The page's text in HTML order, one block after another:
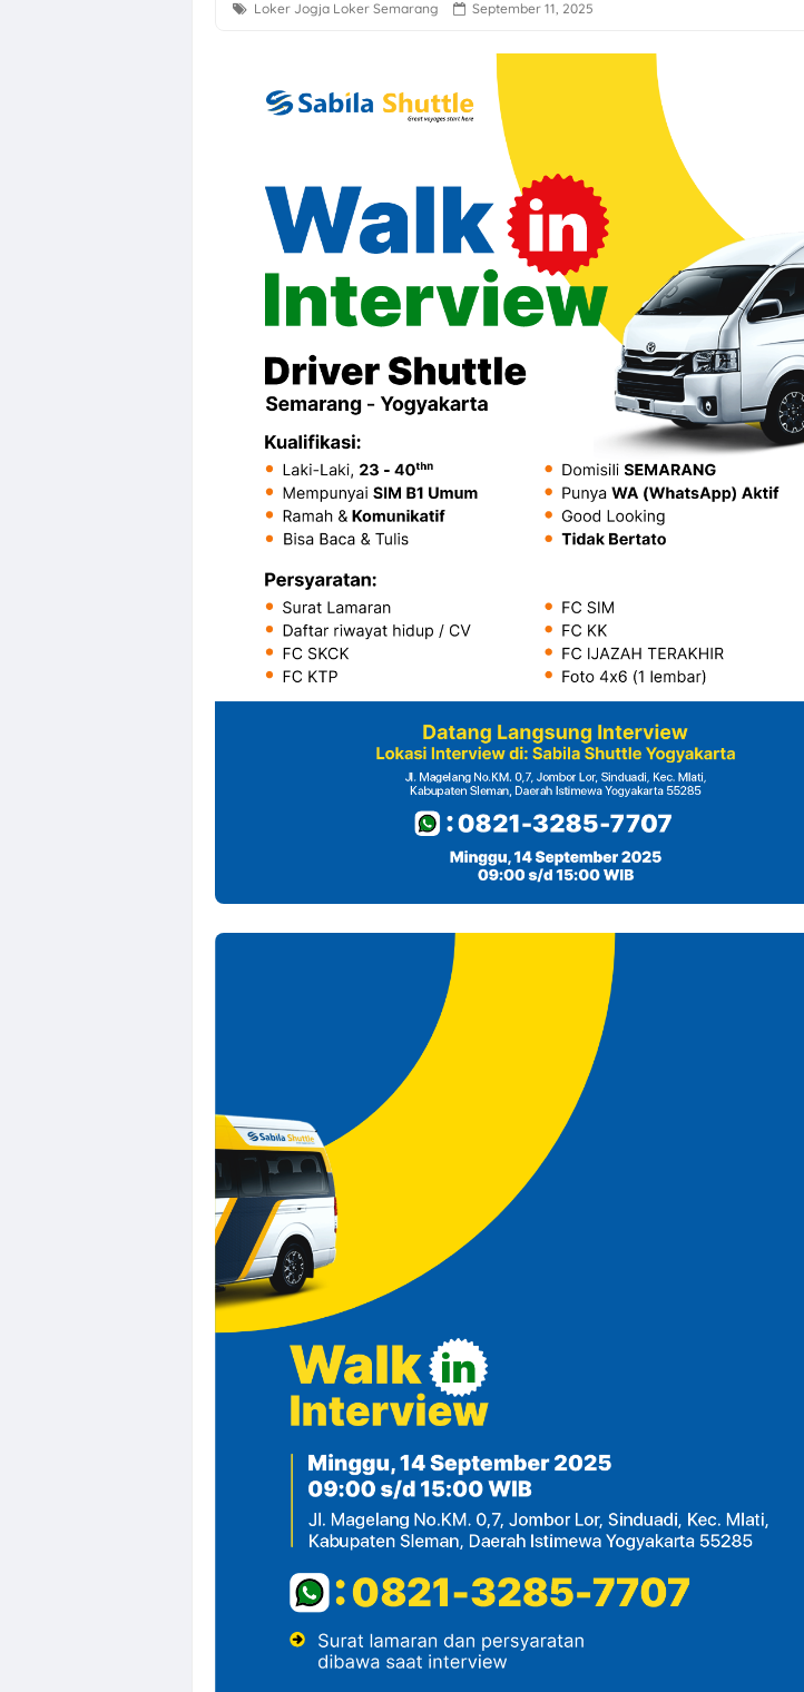
Loker Sukoharjo 5 Posisi CV Tiga Likuid Plastindo & PT
Loker Perusahaan Retail Elektronik Semarang di Modern
Loker Semarang untuk 1 Posisi di Norma Aesthetic Clinic
Loker Bulan Agustus 2026 di WAKI Indonesia Surakarta
Lowongan Kerja Semarang Update di Rhein Scarves
PT Sakti Pangan Perkasa Karanganyar Hiring Staff R&D,
Lowongan Kerja F&B Solo di Bolo Bake untuk Lulusan
Loker Jogja Arsitek Frontline di CV Mulia Arkonindo
Loker Solo Raya Finance Administrator, Bagian Umum,
Loker Pabrik Sukoharjo Terbaru di CV Bunga Bakung
Loker Marketing SPV, Sales Retention Officer, Sales
Farmosa Group di Solo Raya Hiring Professional
Loker Jogja Loker Semarang September 11, 2025